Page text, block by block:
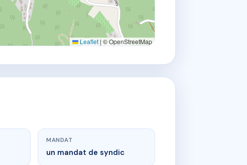
Leaflet | © OpenStreetMap
MANDAT
un mandat de syndic